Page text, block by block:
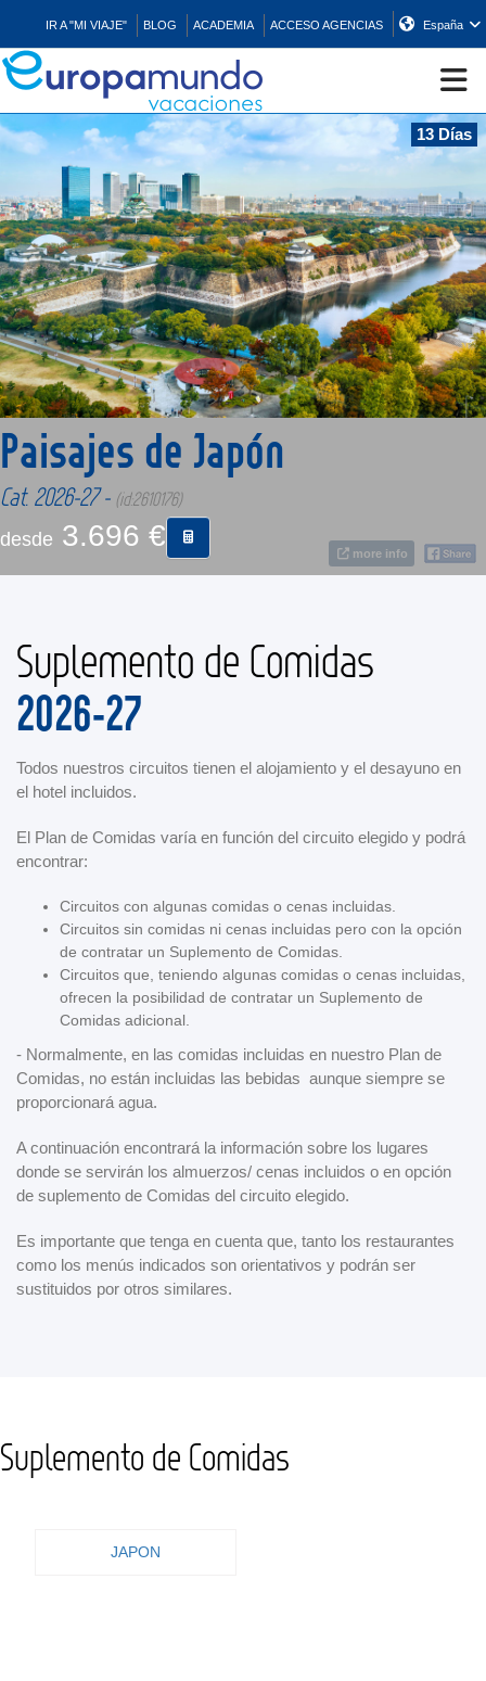
IR A "MI VIAJE" BLOG ACADEMIA ACCESO AGENCIAS España
CRUCEROS
EUROPA
ASIA
ORIENTE
PROMOCIONES
COMPRAR
13 Días
more info
Paisajes de Japón
Cat. 2026-27 - (id:2610176)
desde 3.696 €
Suplemento de Comidas
2026-27
Todos nuestros circuitos tienen el alojamiento y el desayuno en
el hotel incluidos.
El Plan de Comidas varía en función del circuito elegido y podrá
encontrar:
Circuitos con algunas comidas o cenas incluidas.
Circuitos sin comidas ni cenas incluidas pero con la opción
de contratar un Suplemento de Comidas.
Circuitos que, teniendo algunas comidas o cenas incluidas,
ofrecen la posibilidad de contratar un Suplemento de
Comidas adicional.
- Normalmente, en las comidas incluidas en nuestro Plan de
Comidas, no están incluidas las bebidas aunque siempre se
proporcionará agua.
A continuación encontrará la información sobre los lugares
donde se servirán los almuerzos/ cenas incluidos o en opción
de suplemento de Comidas del circuito elegido.
Es importante que tenga en cuenta que, tanto los restaurantes
como los menús indicados son orientativos y podrán ser
sustituidos por otros similares.
Suplemento de Comidas
JAPON